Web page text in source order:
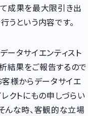
成果を最大限引き出
うという内容です。
ータサイエンティスト
結果をご報告するので
客様からデータサイエ
レクトにもの申しづらい
んな時、客観的な立場